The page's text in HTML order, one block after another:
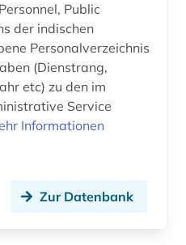
warnemünde-wustrow (1)
internationale organisation (1)
Public
der indischen
Personalverzeichnis
(Dienstrang,
etc) zu den im
Service
Informationen
Zur Datenbank